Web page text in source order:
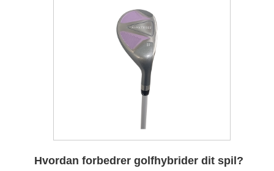
Hvordan forbedrer golfhybrider dit spil?